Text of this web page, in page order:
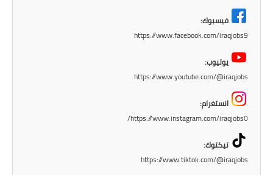
فيسبوك:
https://www.facebook.com/iraqjobs9
يوتيوب:
https://www.youtube.com/@iraqjobs
انستغرام:
https://www.instagram.com/iraqjobs0/
تيكتوك:
https://www.tiktok.com/@iraqjobs